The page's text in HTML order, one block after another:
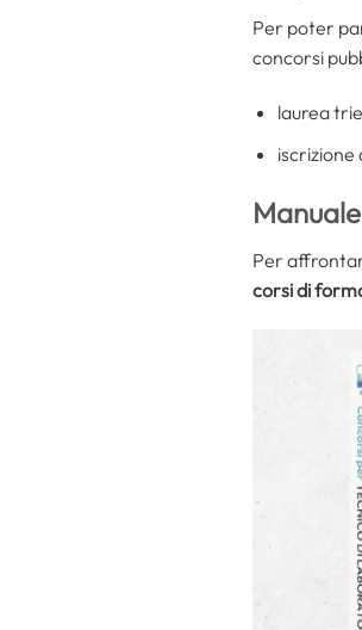
Per poter
concorsi
laurea
iscrizione
Per
corsi di